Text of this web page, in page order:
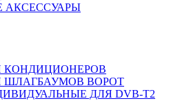
АКСЕССУАРЫ
КОНДИЦИОНЕРОВ
ШЛАГБАУМОВ ВОРОТ
ДЛЯ DVB-T2